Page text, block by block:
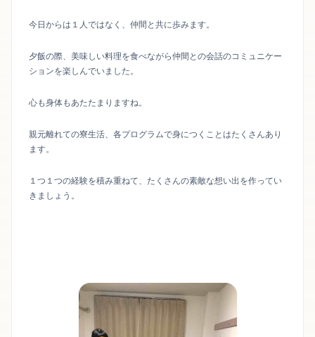
今日からは１人ではなく、仲間と共に歩みます。
夕飯の際、美味しい料理を食べながら仲間との会話のコミュニケー
ションを楽しんでいました。
心も身体もあたたまりますね。
親元離れての寮生活、各プログラムで身につくことはたくさんあり
ます。
１つ１つの経験を積み重ねて、たくさんの素敵な想い出を作ってい
きましょう。